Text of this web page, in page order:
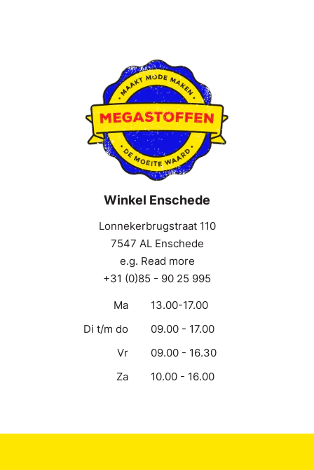
Winkel Enschede
Lonnekerbrugstraat 110
7547 AL Enschede
e.g. Read more
+31 (0)85 - 90 25 995
Ma
13.00-17.00
Di t/m do
09.00 - 17.00
Vr
09.00 - 16.30
Za
10.00 - 16.00